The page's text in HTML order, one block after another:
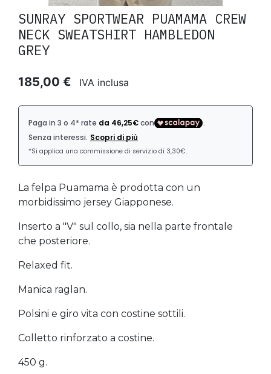
SUNRAY SPORTWEAR PUAMAMA CREW
NECK SWEATSHIRT HAMBLEDON
GREY
185,00 € IVA inclusa
La felpa Puamama è prodotta con un
morbidissimo jersey Giapponese.
Inserto a "V" sul collo, sia nella parte frontale
che posteriore.
Relaxed fit.
Manica raglan.
Polsini e giro vita con costine sottili.
Colletto rinforzato a costine.
450 g.